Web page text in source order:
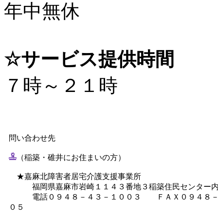
年中無休
☆サービス提供時間
７時～２１時
問い合わせ先
（稲築・碓井にお住まいの方）
★嘉麻北障害者居宅介護支援事業所
福岡県嘉麻市岩崎１１４３番地３稲築住民センター
電話０９４８－４３－１００３ ＦＡＸ０９４８－
０５